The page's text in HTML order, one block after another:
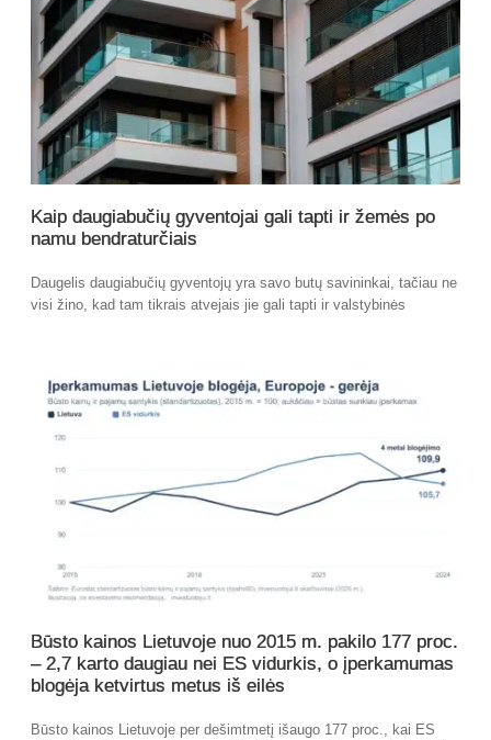
Kaip daugiabučių gyventojai gali tapti ir žemės po
namu bendraturčiais
Daugelis daugiabučių gyventojų yra savo butų savininkai, tačiau ne
visi žino, kad tam tikrais atvejais jie gali tapti ir valstybinės
Būsto kainos Lietuvoje nuo 2015 m. pakilo 177 proc.
– 2,7 karto daugiau nei ES vidurkis, o įperkamumas
blogėja ketvirtus metus iš eilės
Būsto kainos Lietuvoje per dešimtmetį išaugo 177 proc., kai ES